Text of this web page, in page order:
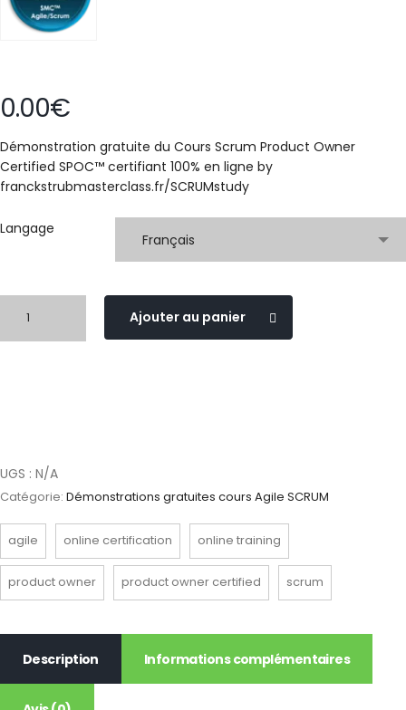
0.00€
Démonstration gratuite du Cours Scrum Product Owner
Certified SPOC™ certifiant 100% en ligne by
franckstrubmasterclass.fr/SCRUMstudy
Langage
Français
Ajouter au panier
UGS : N/A
Catégorie: Démonstrations gratuites cours Agile SCRUM
agile online certification online training
product owner product owner certified scrum
Description Informations complémentaires